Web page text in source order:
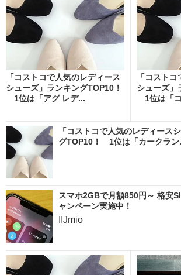
「コストコで人気のレディース
シューズ」ランキングTOP10！
1位は「アグ レデ...
「コスト
シューズ」
1位は「
「コストコで人気のレディース
グTOP10！ 1位は「カークラン
スマホ2GBで月額850円～ 格安
ャンペーン実施中！
IIJmio